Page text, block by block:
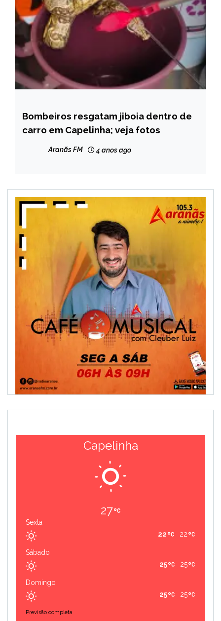
CAPELINHA
NOTÍCIAS
Bombeiros resgatam jiboia dentro de
carro em Capelinha; veja fotos
Aranãs FM 4 anos ago
Capelinha
27
Sexta
22
22
Sábado
25
25
Domingo
25
25
Previsão completa